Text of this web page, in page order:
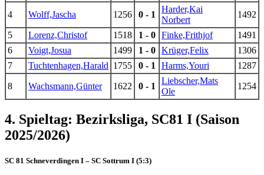
4 Wolff,Jascha 1256 0 - 1
Harder,Kai
Norbert
1492
5 Lorenz,Christof 1518 1 - 0 Finke,Frithjof
1491
6
Voigt,Josua 1499 1 - 0 Krüger,Felix
1306
7
Tuchtenhagen,Harald 1755 0 - 1 Harms,Youri 1287
8 Wachsmann,Günter 1622 0 - 1
Liebscher,Mats
Ole
1254
4. Spieltag: Bezirksliga, SC81 I (Saison
2025/2026)
SC 81 Schneverdingen I – SC Sottrum I (5:3)